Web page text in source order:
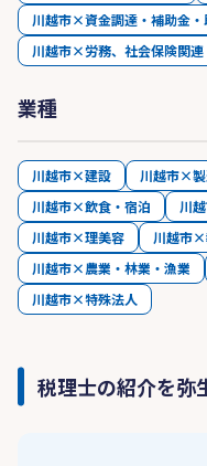
川越市×資金調達・補助金・
川越市×労務、社会保険関連
業種
川越市×建設 川越市×
川越市×飲食・宿泊
川
川越市×理美容
川越市×
川越市×農業・林業・漁業
川越市×特殊法人
税理士の紹介を弥